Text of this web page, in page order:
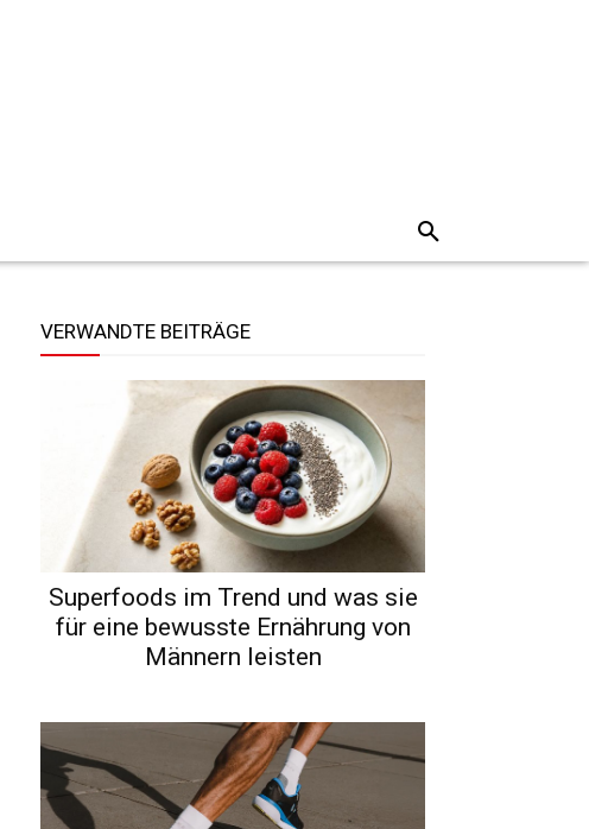
VERWANDTE BEITRÄGE
Superfoods im Trend und was sie
für eine bewusste Ernährung von
Männern leisten